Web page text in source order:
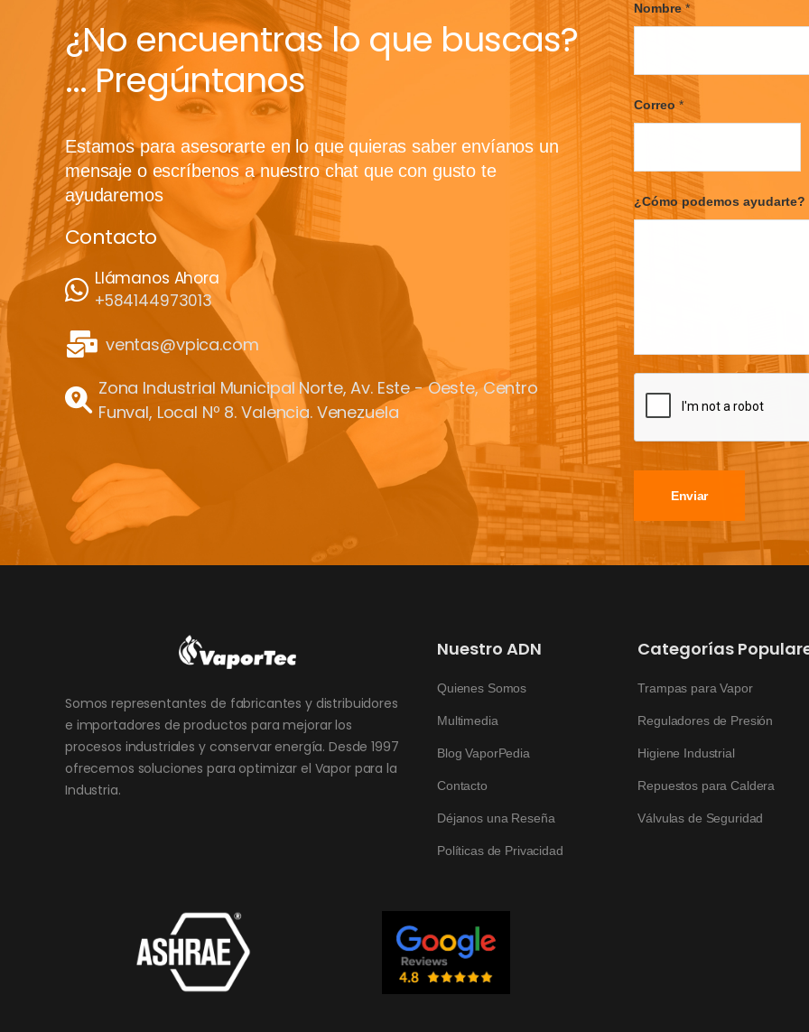
¿No encuentras lo que buscas?
... Pregúntanos
Estamos para asesorarte en lo que quieras saber envíanos un
mensaje o escríbenos a nuestro chat que con gusto te
ayudaremos
Contacto
Llámanos Ahora
+584144973013
ventas@vpica.com
Zona Industrial Municipal Norte, Av. Este - Oeste, Centro
Funval, Local Nº 8. Valencia. Venezuela
Nombre *
r
s
Correo *
¿Cómo podemos ayudarte?
Enviar
Somos representantes de fabricantes y distribuidores
e importadores de productos para mejorar los
procesos industriales y conservar energía. Desde 1997
ofrecemos soluciones para optimizar el Vapor para la
Industria.
Nuestro ADN
Quienes Somos
Multimedia
Blog VaporPedia
Contacto
Déjanos una Reseña
Políticas de Privacidad
Categorías
Trampas para Vapor
Reguladores de Presión
Higiene Industrial
Repuestos para Caldera
Válvulas de Seguridad